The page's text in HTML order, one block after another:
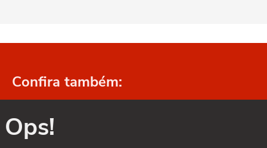
Confira também:
Ops!